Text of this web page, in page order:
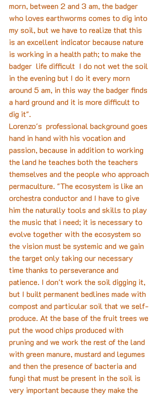
morn, between 2 and 3 am, the badger
who loves earthworms comes to dig into
my soil, but we have to realize that this
is an excellent indicator because nature
is working in a health path; to make the
badger  life difficult  I do not wet the soil
in the evening but I do it every morn
around 5 am, in this way the badger finds
a hard ground and it is more difficult to
dig it".
Lorenzo's  professional background goes
hand in hand with his vocation and
passion, because in addition to working
the land he teaches both the teachers
themselves and the people who approach
permaculture. "The ecosystem is like an
orchestra conductor and I have to give
him the naturally tools and skills to play
the music that i need; it is necessary to
evolve together with the ecosystem so
the vision must be systemic and we gain
the target only taking our necessary
time thanks to perseverance and
patience. I don't work the soil digging it,
but I built permanent bedlines made with
compost and particular soil that we self-
produce. At the base of the fruit trees we
put the wood chips produced with
pruning and we work the rest of the land
with green manure, mustard and legumes
and then the presence of bacteria and
fungi that must be present in the soil is
very important because they make the